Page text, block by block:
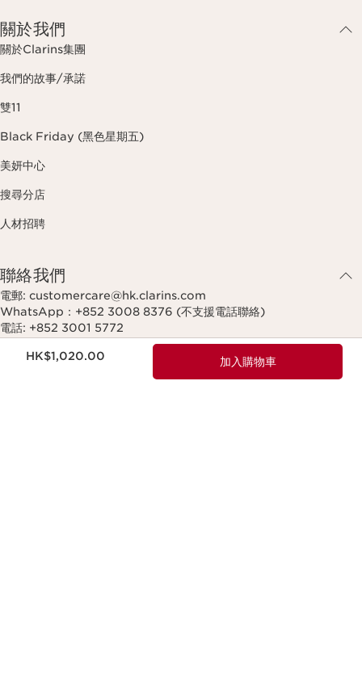
HK$1,020.00 加入購物車
關於我們
關於Clarins集團
我們的故事/承諾
雙11
Black Friday (黑色星期五)
美妍中心
搜尋分店
人材招聘
聯絡我們
電郵: customercare@hk.clarins.com
WhatsApp：+852 3008 8376 (不支援電話聯絡)
電話: +852 3001 5772
逢星期一至五
上午10時至下午6時30分 (公眾假期除外)